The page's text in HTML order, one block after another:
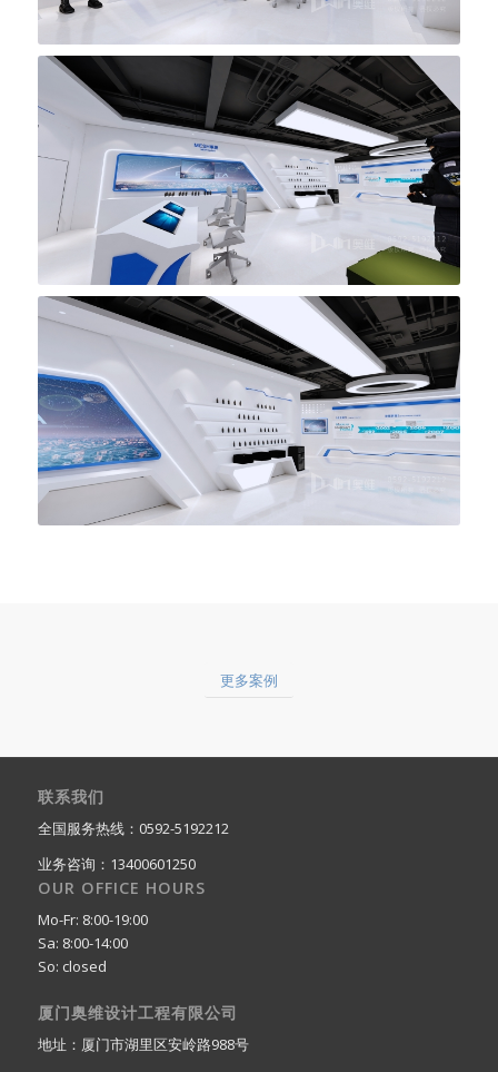
更多案例
联系我们
全国服务热线：0592-5192212
业务咨询：13400601250
OUR OFFICE HOURS
Mo-Fr: 8:00-19:00
Sa: 8:00-14:00
So: closed
厦门奥维设计工程有限公司
地址：厦门市湖里区安岭路988号